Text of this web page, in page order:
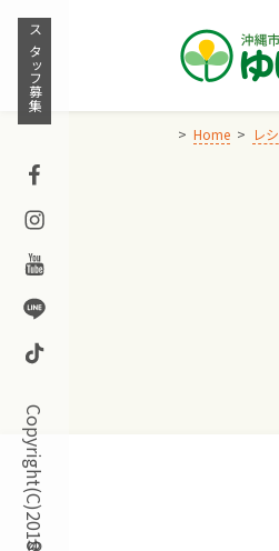
Skip
content
スタッフ募集
Facebook
Instagram
Youtube
Line
TikTok
Home レ